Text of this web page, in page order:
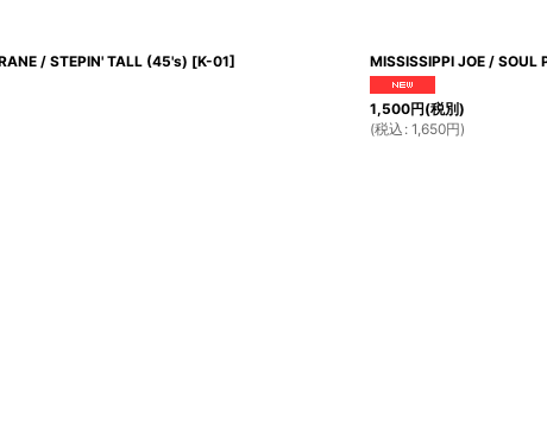
/ STEPIN' TALL (45's) [K-01] MISSISSIPPI JOE / SOUL
1,500円(税別)
(税込 : 1,650円)